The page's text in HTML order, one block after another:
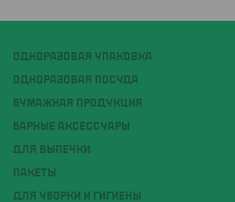
ОДНОРАЗОВАЯ УПАКОВКА
ОДНОРАЗОВАЯ ПОСУДА
БУМАЖНАЯ ПРОДУКЦИЯ
БАРНЫЕ АКСЕССУАРЫ
ДЛЯ ВЫПЕЧКИ
ПАКЕТЫ
ДЛЯ УБОРКИ И ГИГИЕНЫ